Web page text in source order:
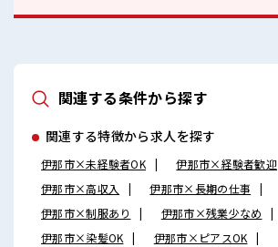
関連する条件から探す
関連する特徴から求人を探す
伊那市×未経験者OK
伊那市×経験者歓迎
伊那市×高収入
伊那市×長期の仕事
伊那市×制服あり
伊那市×残業少なめ
伊那市×染髪OK
伊那市×ピアスOK